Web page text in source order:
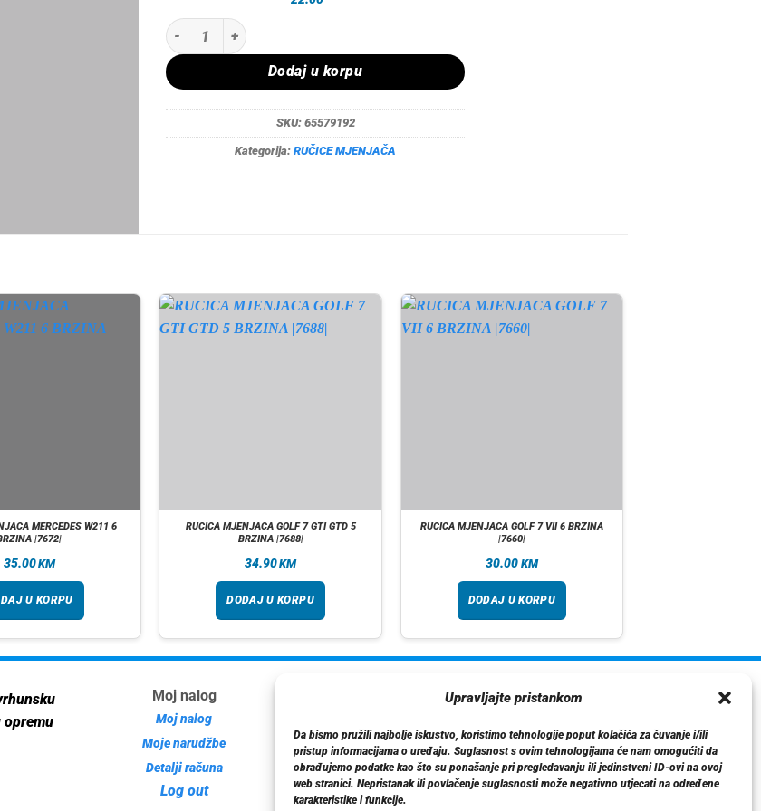
Upravljajte pristankom
Da bismo pružili najbolje iskustvo, koristimo tehnologije poput kolačića za čuvanje i/ili
pristup informacijama o uređaju. Suglasnost s ovim tehnologijama će nam omogućiti da
obrađujemo podatke kao što su ponašanje pri pregledavanju ili jedinstveni ID-ovi na ovoj
web stranici. Nepristanak ili povlačenje suglasnosti može negativno utjecati na određene
karakteristike i funkcije.
RUCICA MJENJACA MERCEDES W205 5 BRZINA AVANTGARDE |7670| količina
Dodaj u korpu
SKU: 65579192
Kategorija: RUČICE MJENJAČA
MERCEDES W211 6
|7672|
35.00KM
U KORPU
RUCICA MJENJACA GOLF 7 GTI GTD 5
BRZINA |7688|
34.90KM
DODAJ U KORPU
RUCICA MJENJACA GOLF 7 VII 6 BRZINA
|7660|
30.00 KM
DODAJ U KORPU
opremu
Moj nalog
Moj nalog
Moje narudžbe
Detalji računa
Log out
Dostava
Politika privatnosti
Kontakt